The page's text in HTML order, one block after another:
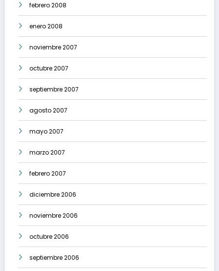
febrero 2008
enero 2008
noviembre 2007
octubre 2007
septiembre 2007
agosto 2007
mayo 2007
marzo 2007
febrero 2007
diciembre 2006
noviembre 2006
octubre 2006
septiembre 2006